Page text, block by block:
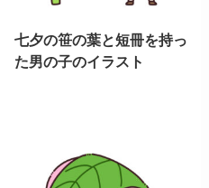
七夕の笹の葉と短冊を持っ
た男の子のイラスト